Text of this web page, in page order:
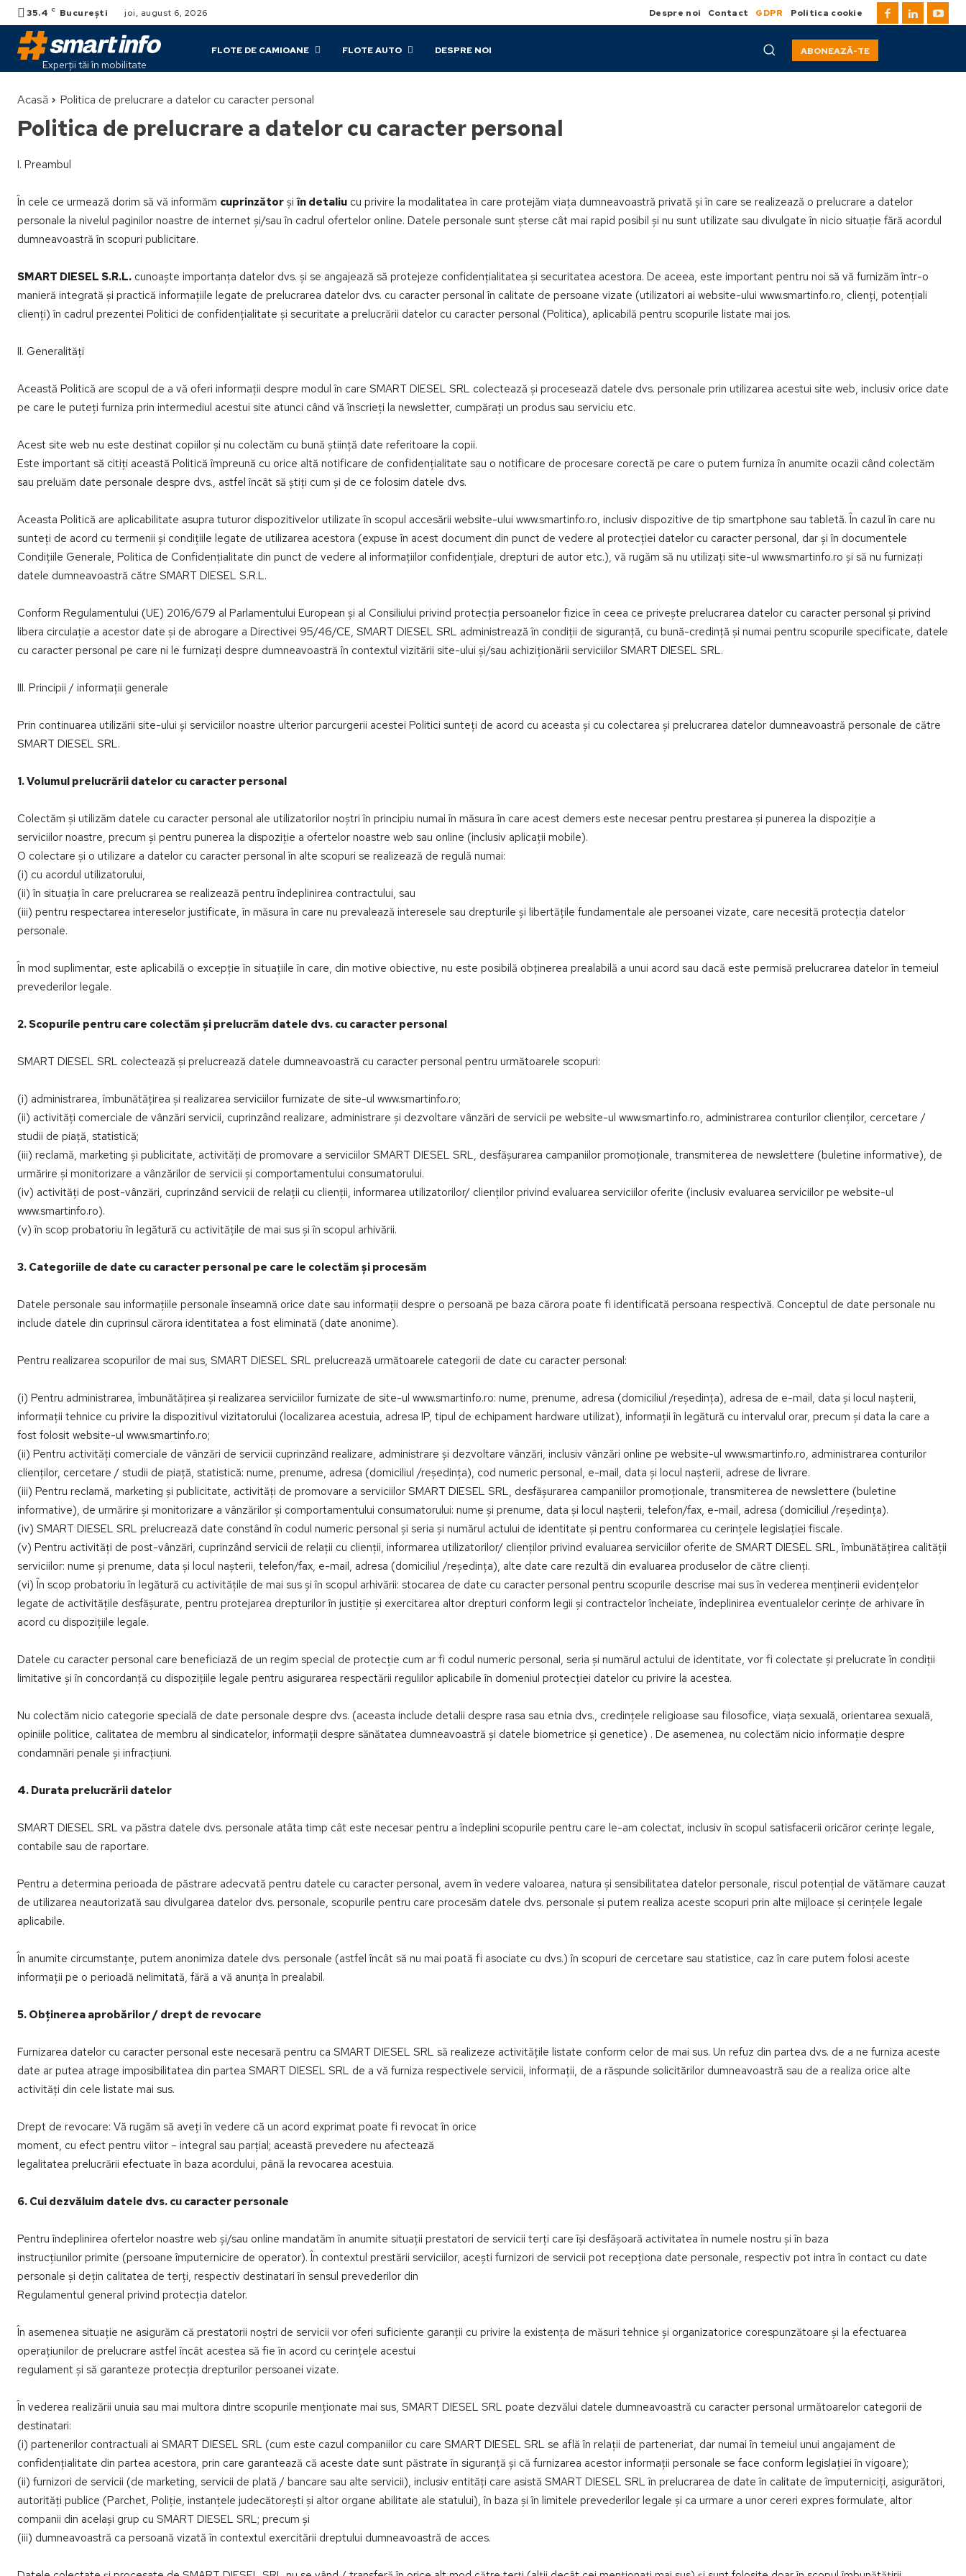
35.4 C București joi, august 6, 2026 Despre noi Contact GDPR Politica cookie
Experții tăi în mobilitate
FLOTE DE CAMIOANE FLOTE AUTO DESPRE NOI ABONEAZĂ-TE
Acasă Politica de prelucrare a datelor cu caracter personal
Politica de prelucrare a datelor cu caracter personal
I. Preambul
În cele ce urmează dorim să vă informăm cuprinzător șiîn detaliu cu privire la modalitatea în care protejăm viața dumneavoastră privată și în care se realizează o prelucrare a datelor
personale la nivelul paginilor noastre de internet și/sau în cadrul ofertelor online. Datele personale sunt șterse cât mai rapid posibil și nu sunt utilizate sau divulgate în nicio situație fără acordul
dumneavoastră în scopuri publicitare.
SMART DIESEL S.R.L. cunoaște importanța datelor dvs. și se angajează să protejeze confidențialitatea și securitatea acestora. De aceea, este important pentru noi să vă furnizăm într-o
manieră integrată și practică informațiile legate de prelucrarea datelor dvs. cu caracter personal în calitate de persoane vizate (utilizatori ai website-ului www.smartinfo.ro, clienți, potențiali
clienți) în cadrul prezentei Politici de confidențialitate și securitate a prelucrării datelor cu caracter personal (Politica), aplicabilă pentru scopurile listate mai jos.
II. Generalități
Această Politică are scopul de a vă oferi informații despre modul în care SMART DIESEL SRL colectează și procesează datele dvs. personale prin utilizarea acestui site web, inclusiv orice date
pe care le puteți furniza prin intermediul acestui site atunci când vă înscrieți la newsletter, cumpărați un produs sau serviciu etc.
Acest site web nu este destinat copiilor și nu colectăm cu bună știință date referitoare la copii.
Este important să citiți această Politică împreună cu orice altă notificare de confidențialitate sau o notificare de procesare corectă pe care o putem furniza în anumite ocazii când colectăm
sau preluăm date personale despre dvs., astfel încât să știți cum și de ce folosim datele dvs.
Aceasta Politică are aplicabilitate asupra tuturor dispozitivelor utilizate în scopul accesării website-ului www.smartinfo.ro, inclusiv dispozitive de tip smartphone sau tabletă. În cazul în care nu
sunteți de acord cu termenii și condițiile legate de utilizarea acestora (expuse în acest document din punct de vedere al protecției datelor cu caracter personal, dar și în documentele
Condițiile Generale, Politica de Confidențialitate din punct de vedere al informațiilor confidențiale, drepturi de autor etc.), vă rugăm să nu utilizați site-ul www.smartinfo.ro și să nu furnizați
datele dumneavoastră către SMART DIESEL S.R.L.
Conform Regulamentului (UE) 2016/679 al Parlamentului European și al Consiliului privind protecția persoanelor fizice în ceea ce privește prelucrarea datelor cu caracter personal și privind
libera circulație a acestor date și de abrogare a Directivei 95/46/CE, SMART DIESEL SRL administrează în condiții de siguranță, cu bună-credință și numai pentru scopurile specificate, datele
cu caracter personal pe care ni le furnizați despre dumneavoastră în contextul vizitării site-ului și/sau achiziționării serviciilor SMART DIESEL SRL.
III. Principii / informații generale
Prin continuarea utilizării site-ului și serviciilor noastre ulterior parcurgerii acestei Politici sunteţi de acord cu aceasta și cu colectarea și prelucrarea datelor dumneavoastră personale de către
SMART DIESEL SRL.
1. Volumul prelucrării datelor cu caracter personal
Colectăm și utilizăm datele cu caracter personal ale utilizatorilor noștri în principiu numai în măsura în care acest demers este necesar pentru prestarea și punerea la dispoziție a
serviciilor noastre, precum și pentru punerea la dispoziție a ofertelor noastre web sau online (inclusiv aplicații mobile).
O colectare și o utilizare a datelor cu caracter personal în alte scopuri se realizează de regulă numai:
(i) cu acordul utilizatorului,
(ii) în situația în care prelucrarea se realizează pentru îndeplinirea contractului, sau
(iii) pentru respectarea intereselor justificate, în măsura în care nu prevalează interesele sau drepturile și libertățile fundamentale ale persoanei vizate, care necesită protecția datelor
personale.
În mod suplimentar, este aplicabilă o excepție în situațiile în care, din motive obiective, nu este posibilă obținerea prealabilă a unui acord sau dacă este permisă prelucrarea datelor în temeiul
prevederilor legale.
2. Scopurile pentru care colectăm și prelucrăm datele dvs. cu caracter personal
SMART DIESEL SRL colectează și prelucrează datele dumneavoastră cu caracter personal pentru următoarele scopuri:
(i) administrarea, îmbunătățirea și realizarea serviciilor furnizate de site-ul www.smartinfo.ro;
(ii) activități comerciale de vânzări servicii, cuprinzând realizare, administrare și dezvoltare vânzări de servicii pe website-ul www.smartinfo.ro, administrarea conturilor clienților, cercetare /
studii de piață, statistică;
(iii) reclamă, marketing și publicitate, activități de promovare a serviciilor SMART DIESEL SRL, desfășurarea campaniilor promoționale, transmiterea de newslettere (buletine informative), de
urmărire și monitorizare a vânzărilor de servicii și comportamentului consumatorului.
(iv) activități de post-vânzări, cuprinzând servicii de relații cu clienții, informarea utilizatorilor/ clienților privind evaluarea serviciilor oferite (inclusiv evaluarea serviciilor pe website-ul
www.smartinfo.ro).
(v) în scop probatoriu în legătură cu activitățile de mai sus și în scopul arhivării.
3. Categoriile de date cu caracter personal pe care le colectăm și procesăm
Datele personale sau informațiile personale înseamnă orice date sau informații despre o persoană pe baza cărora poate fi identificată persoana respectivă. Conceptul de date personale nu
include datele din cuprinsul cărora identitatea a fost eliminată (date anonime).
Pentru realizarea scopurilor de mai sus, SMART DIESEL SRL prelucrează următoarele categorii de date cu caracter personal:
(i) Pentru administrarea, îmbunătățirea și realizarea serviciilor furnizate de site-ul www.smartinfo.ro: nume, prenume, adresa (domiciliul /reședința), adresa de e-mail, data și locul nașterii,
informații tehnice cu privire la dispozitivul vizitatorului (localizarea acestuia, adresa IP, tipul de echipament hardware utilizat), informații în legătură cu intervalul orar, precum și data la care a
fost folosit website-ul www.smartinfo.ro;
(ii) Pentru activități comerciale de vânzări de servicii cuprinzând realizare, administrare și dezvoltare vânzări, inclusiv vânzări online pe website-ul www.smartinfo.ro, administrarea conturilor
clienților, cercetare / studii de piață, statistică: nume, prenume, adresa (domiciliul /reședința), cod numeric personal, e-mail, data și locul nașterii, adrese de livrare.
(iii) Pentru reclamă, marketing și publicitate, activități de promovare a serviciilor SMART DIESEL SRL, desfășurarea campaniilor promoționale, transmiterea de newslettere (buletine
informative), de urmărire și monitorizare a vânzărilor și comportamentului consumatorului: nume și prenume, data și locul nașterii, telefon/fax, e-mail, adresa (domiciliul /reședința).
(iv) SMART DIESEL SRL prelucrează date constând în codul numeric personal și seria și numărul actului de identitate și pentru conformarea cu cerințele legislației fiscale.
(v) Pentru activități de post-vânzări, cuprinzând servicii de relații cu clienții, informarea utilizatorilor/ clienților privind evaluarea serviciilor oferite de SMART DIESEL SRL, îmbunătățirea calității
serviciilor: nume și prenume, data și locul nașterii, telefon/fax, e-mail, adresa (domiciliul /reședința), alte date care rezultă din evaluarea produselor de către clienți.
(vi) În scop probatoriu în legătură cu activitățile de mai sus și în scopul arhivării: stocarea de date cu caracter personal pentru scopurile descrise mai sus în vederea menținerii evidențelor
legate de activitățile desfășurate, pentru protejarea drepturilor în justiție și exercitarea altor drepturi conform legii și contractelor încheiate, îndeplinirea eventualelor cerințe de arhivare în
acord cu dispozițiile legale.
Datele cu caracter personal care beneficiază de un regim special de protecție cum ar fi codul numeric personal, seria și numărul actului de identitate, vor fi colectate și prelucrate în condiții
limitative și în concordanță cu dispozițiile legale pentru asigurarea respectării regulilor aplicabile în domeniul protecției datelor cu privire la acestea.
Nu colectăm nicio categorie specială de date personale despre dvs. (aceasta include detalii despre rasa sau etnia dvs., credințele religioase sau filosofice, viața sexuală, orientarea sexuală,
opiniile politice, calitatea de membru al sindicatelor, informații despre sănătatea dumneavoastră și datele biometrice și genetice) . De asemenea, nu colectăm nicio informație despre
condamnări penale și infracțiuni.
4. Durata prelucrării datelor
SMART DIESEL SRL va păstra datele dvs. personale atâta timp cât este necesar pentru a îndeplini scopurile pentru care le-am colectat, inclusiv în scopul satisfacerii oricăror cerințe legale,
contabile sau de raportare.
Pentru a determina perioada de păstrare adecvată pentru datele cu caracter personal, avem în vedere valoarea, natura și sensibilitatea datelor personale, riscul potențial de vătămare cauzat
de utilizarea neautorizată sau divulgarea datelor dvs. personale, scopurile pentru care procesăm datele dvs. personale și putem realiza aceste scopuri prin alte mijloace și cerințele legale
aplicabile.
În anumite circumstanțe, putem anonimiza datele dvs. personale (astfel încât să nu mai poată fi asociate cu dvs.) în scopuri de cercetare sau statistice, caz în care putem folosi aceste
informații pe o perioadă nelimitată, fără a vă anunța în prealabil.
5. Obținerea aprobărilor / drept de revocare
Furnizarea datelor cu caracter personal este necesară pentru ca SMART DIESEL SRL să realizeze activitățile listate conform celor de mai sus. Un refuz din partea dvs. de a ne furniza aceste
date ar putea atrage imposibilitatea din partea SMART DIESEL SRL de a vă furniza respectivele servicii, informații, de a răspunde solicitărilor dumneavoastră sau de a realiza orice alte
activități din cele listate mai sus.
Drept de revocare: Vă rugăm să aveți în vedere că un acord exprimat poate fi revocat în orice
moment, cu efect pentru viitor – integral sau parțial; această prevedere nu afectează
legalitatea prelucrării efectuate în baza acordului, până la revocarea acestuia.
6. Cui dezvăluim datele dvs. cu caracter personale
Pentru îndeplinirea ofertelor noastre web și/sau online mandatăm în anumite situații prestatori de servicii terți care își desfășoară activitatea în numele nostru și în baza
instrucțiunilor primite (persoane împuternicire de operator). În contextul prestării serviciilor, acești furnizori de servicii pot recepționa date personale, respectiv pot intra în contact cu date
personale și dețin calitatea de terți, respectiv destinatari în sensul prevederilor din
Regulamentul general privind protecția datelor.
În asemenea situație ne asigurăm că prestatorii noștri de servicii vor oferi suficiente garanții cu privire la existența de măsuri tehnice și organizatorice corespunzătoare și la efectuarea
operațiunilor de prelucrare astfel încât acestea să fie în acord cu cerințele acestui
regulament și să garanteze protecția drepturilor persoanei vizate.
În vederea realizării unuia sau mai multora dintre scopurile menționate mai sus, SMART DIESEL SRL poate dezvălui datele dumneavoastră cu caracter personal următoarelor categorii de
destinatari:
(i) partenerilor contractuali ai SMART DIESEL SRL (cum este cazul companiilor cu care SMART DIESEL SRL se află în relații de parteneriat, dar numai în temeiul unui angajament de
confidențialitate din partea acestora, prin care garantează că aceste date sunt păstrate în siguranță și că furnizarea acestor informații personale se face conform legislației în vigoare);
(ii) furnizori de servicii (de marketing, servicii de plată / bancare sau alte servicii), inclusiv entități care asistă SMART DIESEL SRL în prelucrarea de date în calitate de împuterniciți, asigurători,
autorități publice (Parchet, Poliție, instanțele judecătorești și altor organe abilitate ale statului), în baza și în limitele prevederilor legale și ca urmare a unor cereri expres formulate, altor
companii din același grup cu SMART DIESEL SRL; precum și
(iii) dumneavoastră ca persoană vizată în contextul exercitării dreptului dumneavoastră de acces.